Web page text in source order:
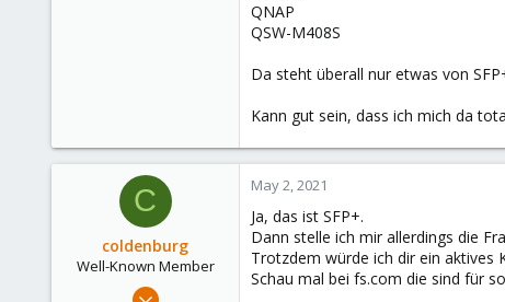
QNAP
QSW-M408S
Da steht überall nur etwas von
Kann gut sein, dass ich mich da
C
coldenburg
Well-Known Member
Dec 15, 2020
May 2, 2021
Ja, das ist SFP+.
Dann stelle ich mir allerdings die
Trotzdem würde ich dir ein aktives
Schau mal bei fs.com die sind für